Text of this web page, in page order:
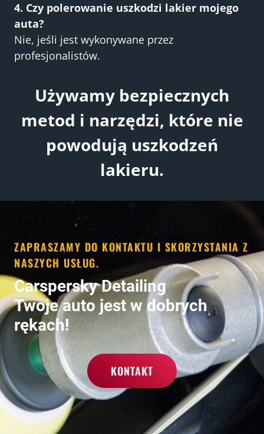
4. Czy polerowanie uszkodzi lakier mojego
auta?
Nie, jeśli jest wykonywane przez
profesjonalistów.
Używamy bezpiecznych
metod i narzędzi, które nie
powodują uszkodzeń
lakieru.
ZAPRASZAMY DO KONTAKTU I SKORZYSTANIA Z
NASZYCH USŁUG.
Carspersky Detailing
Twoje auto jest w dobrych
rękach!
KONTAKT